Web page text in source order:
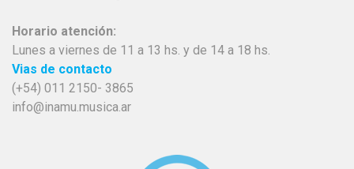
Horario atención:
Lunes a viernes de 11 a 13 hs. y de 14 a 18 hs.
Vias de contacto
(+54) 011 2150- 3865
info@inamu.musica.ar